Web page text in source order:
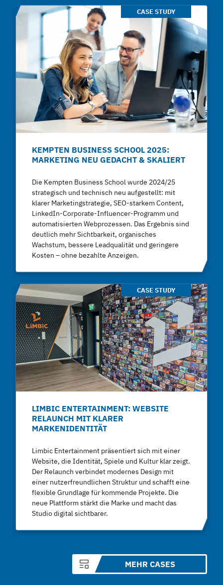
CASE STUDY
KEMPTEN BUSINESS SCHOOL 2025:
MARKETING NEU GEDACHT & SKALIERT
Die Kempten Business School wurde 2024/25
strategisch und technisch neu aufgestellt: mit
klarer Marketingstrategie, SEO-starkem Content,
LinkedIn-Corporate-Influencer-Programm und
automatisierten Webprozessen. Das Ergebnis sind
deutlich mehr Sichtbarkeit, organisches
Wachstum, bessere Leadqualität und geringere
Kosten – ohne bezahlte Anzeigen.
CASE STUDY
LIMBIC ENTERTAINMENT: WEBSITE
RELAUNCH MIT KLARER
MARKENIDENTITÄT
Limbic Entertainment präsentiert sich mit einer
Website, die Identität, Spiele und Kultur klar zeigt.
Der Relaunch verbindet modernes Design mit
einer nutzerfreundlichen Struktur und schafft eine
flexible Grundlage für kommende Projekte. Die
neue Plattform stärkt die Marke und macht das
Studio digital sichtbarer.
MEHR CASES